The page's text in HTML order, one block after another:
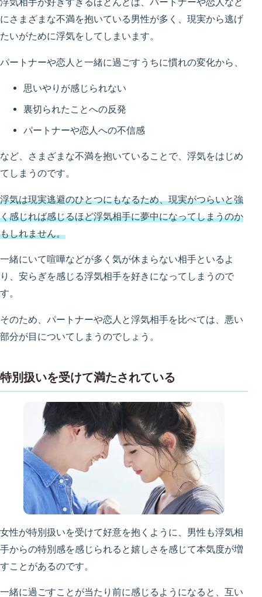
にさまざまな不満を抱いている男性が多く、現実から逃げ
たいがために浮気をしてしまいます。
パートナーや恋人と一緒に過ごすうちに慣れの変化から、
思いやりが感じられない
裏切られたことへの反発
パートナーや恋人への不信感
など、さまざまな不満を抱いていることで、浮気をはじめ
てしまうのです。
浮気は現実逃避のひとつにもなるため、現実がつらいと強
く感じれば感じるほど浮気相手に夢中になってしまうのか
もしれません。
一緒にいて喧嘩などが多く気が休まらない相手といるよ
り、安らぎを感じる浮気相手を好きになってしまうので
す。
そのため、パートナーや恋人と浮気相手を比べては、悪い
部分が目についてしまうのでしょう。
特別扱いを受けて満たされている
女性が特別扱いを受けて好意を抱くように、男性も浮気相
手からの特別感を感じられると嬉しさを感じて本気度が増
すことがあるのです。
一緒に過ごすことが当たり前に感じるようになると、互い